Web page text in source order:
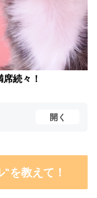
続々！
開く
を教えて！